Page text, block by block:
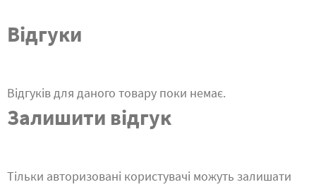
Відгуки
Відгуків для даного товару поки немає.
Залишити відгук
Тільки авторизовані користувачі можуть залишати